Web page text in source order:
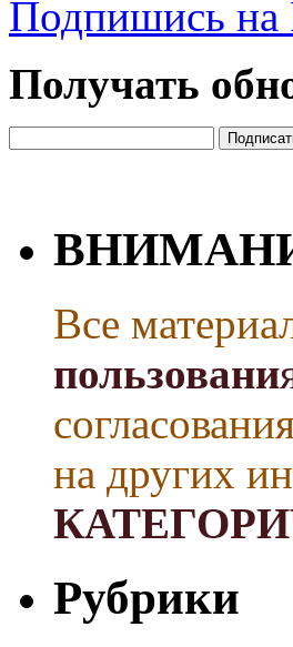
Подпишись на
Получать
Все
пользовани
на других
Рубрики